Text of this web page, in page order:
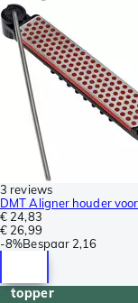
3 reviews
DMT Aligner houder
€ 24,83
€ 26,99
-8%Bespaar 2,16
topper